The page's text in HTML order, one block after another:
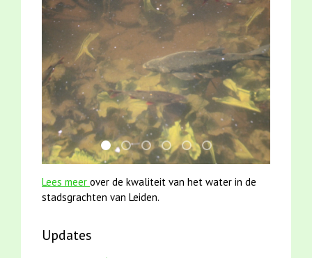
jun2021 28 brasem en rietvoorns 4a
mei2021 watervogelmethode fuut met
karper met kattenklimtouw
mei2021 1 snoekje elly
jun2021 zaklv 5 snoekje
smoelenboek fifi en
Lees meer over de kwaliteit van het water in de
stadsgrachten van Leiden.
Updates